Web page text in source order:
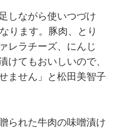
しながら使いつづけ
ります。豚肉、とり
レラチーズ、にんじ
けてもおいしいので、
ません」と松田美智子
られた牛肉の味噌漬け